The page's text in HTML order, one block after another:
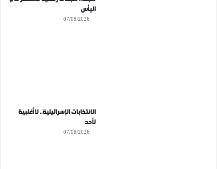
اليأس
07/08/2026
الانتخابات الإسرائيلية.. لا أغلبية
لأحد
07/08/2026